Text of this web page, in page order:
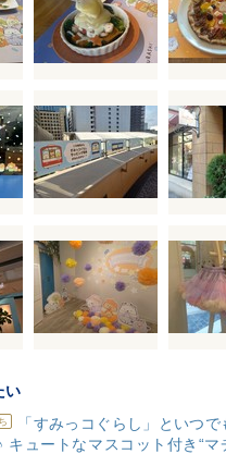
い
「すみっコぐらし」といつで
キュートなマスコット付き“マ